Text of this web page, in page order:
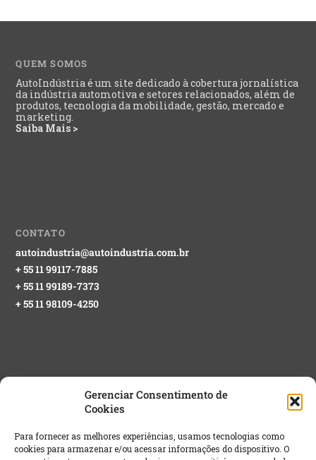
Gerenciar Consentimento de
Cookies
Para fornecer as melhores experiências, usamos tecnologias como
cookies para armazenar e/ou acessar informações do dispositivo. O
QUEM SOMOS
AutoIndústria é um site dedicado à cobertura jornalística
da indústria automotiva e setores relacionados, além de
produtos, tecnologia da mobilidade, gestão, mercado e
marketing.
Saiba Mais >
CONTATO
autoindustria@autoindustria.com.br
+ 55 11 99117-7885
+ 55 11 99189-7373
+ 55 11 98109-4250